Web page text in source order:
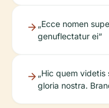
„Ecce nomen
genuflectatur ei“
„Hic quem videtis
gloria nostra.